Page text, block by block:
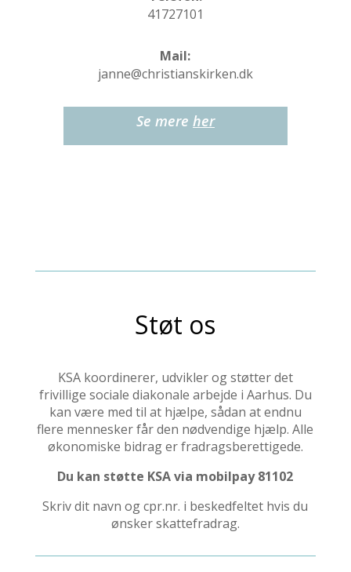
41727101
Mail:
janne@christianskirken.dk
Se mere her
Støt os
KSA koordinerer, udvikler og støtter det
frivillige sociale diakonale arbejde i Aarhus. Du
kan være med til at hjælpe, sådan at endnu
flere mennesker får den nødvendige hjælp. Alle
økonomiske bidrag er fradragsberettigede.
Du kan støtte KSA via mobilpay 81102
Skriv dit navn og cpr.nr. i beskedfeltet hvis du
ønsker skattefradrag.